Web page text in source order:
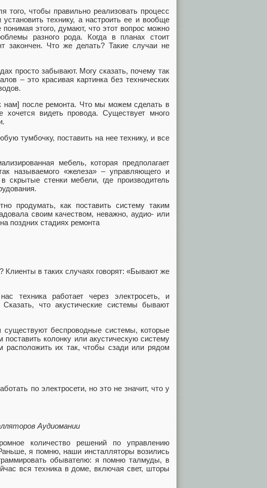
того, чтобы правильно реализовать процесс
технику, а настроить ее и вообще
этого, думают, что этот вопрос можно
разного рода. Когда в планах стоит
закончен. Что же делать? Такие случаи не
просто забывают. Могу сказать, почему так
– это красивая картинка без технических
нам] после ремонта. Что мы можем сделать в
видеть провода. Существует много
тумбочку, поставить на нее технику, и все
мебель, которая предполагает
называемого «железа» – управляющего и
скрытые стенки мебели, где производитель
продумать, как поставить систему таким
своим качеством, неважно, аудио- или
поздних стадиях ремонта
Клиенты в таких случаях говорят: «Бывают же
техника работает через электросеть, и
что акустические системы бывают
существуют беспроводные системы, которые
колонку или акустическую систему
их так, чтобы сзади или рядом
по электросети, но это не значит, что у
Аудиомании
количество решений по управлению
я помню, наши инсталляторы возились
обывателю: я помню талмуды, в
вся техника в доме, включая свет, шторы